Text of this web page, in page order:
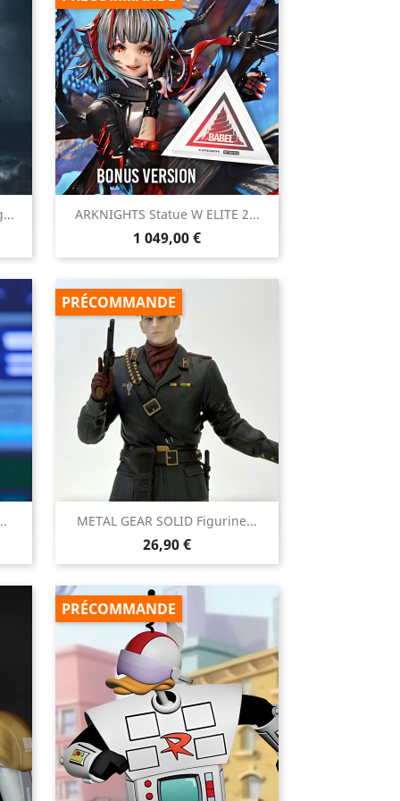
ARKNIGHTS Statue W ELITE 2...
Prix
1 049,00 €
Aperçu rapide
METAL GEAR SOLID Figurine...
Prix
26,90 €
PRÉCOMMANDE
Aperçu rapide
PRÉCOMMANDE